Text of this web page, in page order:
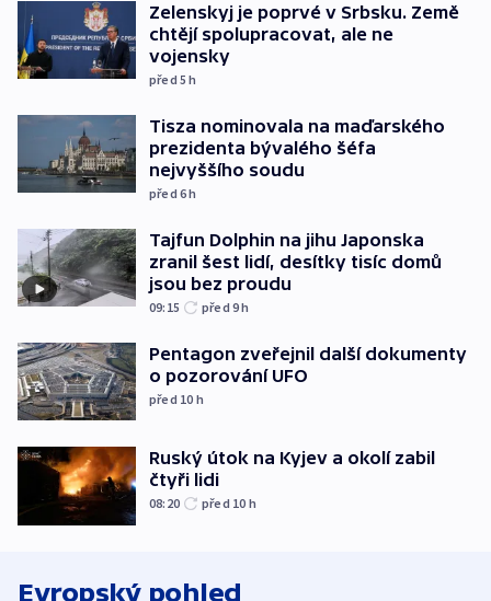
Zelenskyj je poprvé v Srbsku. Země
chtějí spolupracovat, ale ne
vojensky
před 5h
Tisza nominovala na maďarského
prezidenta bývalého šéfa
nejvyššího soudu
před 6h
Tajfun Dolphin na jihu Japonska
zranil šest lidí, desítky tisíc domů
jsou bez proudu
09:15 před 9h
Pentagon zveřejnil další dokumenty
o pozorování UFO
před 10 h
Ruský útok na Kyjev a okolí zabil
čtyři lidi
08:20 před 10 h
Evropský pohled